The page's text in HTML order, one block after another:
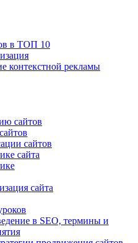
в ТОП 10
контекстной рекламы
сайтов
сайтов
сайта
сайта
в SEO, термины и